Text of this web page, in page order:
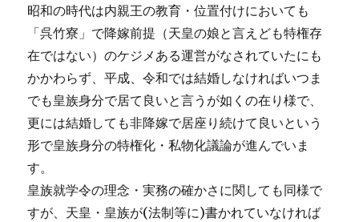
昭和の時代は内親王の教育・位置付けにおいても
「呉竹寮」で降嫁前提（天皇の娘と言えども特権存
在ではない）のケジメある運営がなされていたにも
かかわらず、平成、令和では結婚しなければいつま
でも皇族身分で居て良いと言うが如くの在り様で、
更には結婚しても非降嫁で居座り続けて良いという
形で皇族身分の特権化・私物化議論が進んでいま
す。
皇族就学令の理念・実務の確かさに関しても同様で
すが、天皇・皇族が(法制等に)書かれていなければ